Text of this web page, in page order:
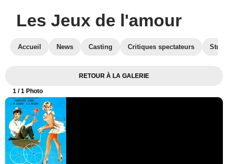
Les Jeux de l'amour
Accueil News Casting Critiques spectateurs
RETOUR À LA GALERIE
1 / 1 Photo